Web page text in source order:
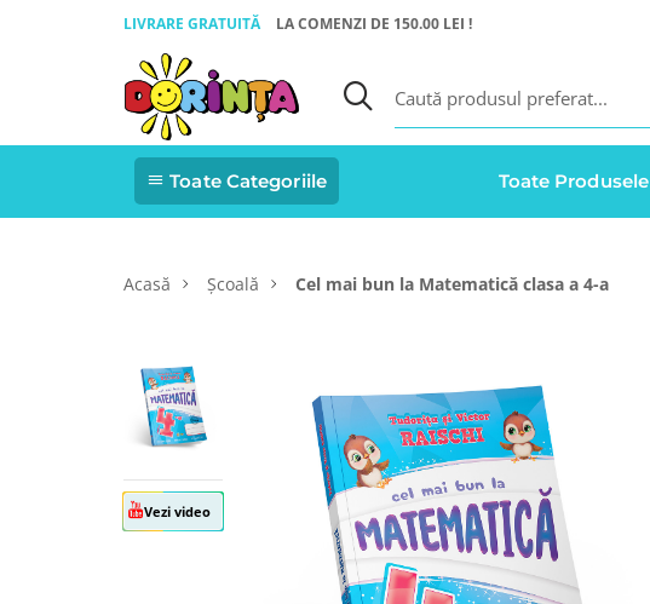
LIVRARE GRATUITĂ LA COMENZI DE 150.00 LEI !
Toate Categoriile Toate Produsele
Acasă Școală Cel mai bun la Matematică clasa a 4-a
Vezi video